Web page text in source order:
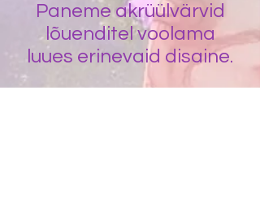
Paneme akrüülvärvid
lõuenditel voolama
luues erinevaid disaine.